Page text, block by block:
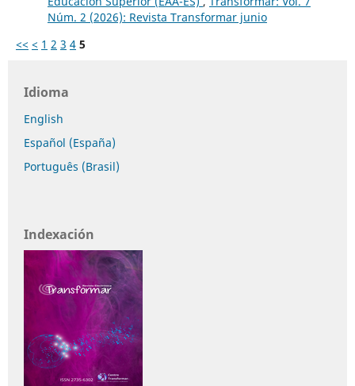
Núm. 2 (2026): Revista Transformar junio
<< < 1 2 3 4 5
Idioma
English
Español (España)
Português (Brasil)
Indexación